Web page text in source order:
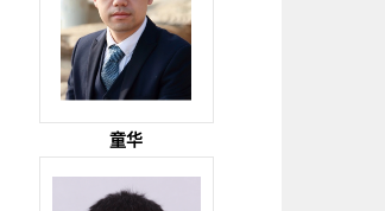
童华